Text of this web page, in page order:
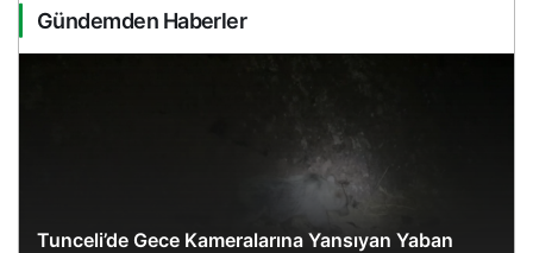
Gündemden Haberler
Tunceli’de Gece Kameralarına Yansıyan Yaban